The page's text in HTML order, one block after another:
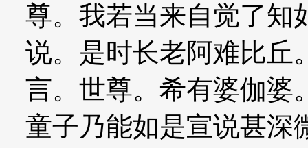
尊。我若当来自觉了知
说。是时长老阿难比丘
言。世尊。希有婆伽婆
童子乃能如是宣说甚深